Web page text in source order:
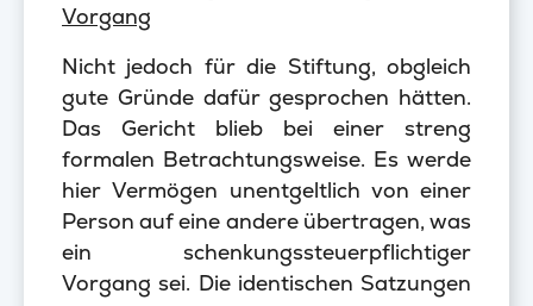
Vorgang
Nicht jedoch für die Stiftung, obgleich
gute Gründe dafür gesprochen hätten.
Das Gericht blieb bei einer streng
formalen Betrachtungsweise. Es werde
hier Vermögen unentgeltlich von einer
Person auf eine andere übertragen, was
ein schenkungssteuerpflichtiger
Vorgang sei. Die identischen Satzungen